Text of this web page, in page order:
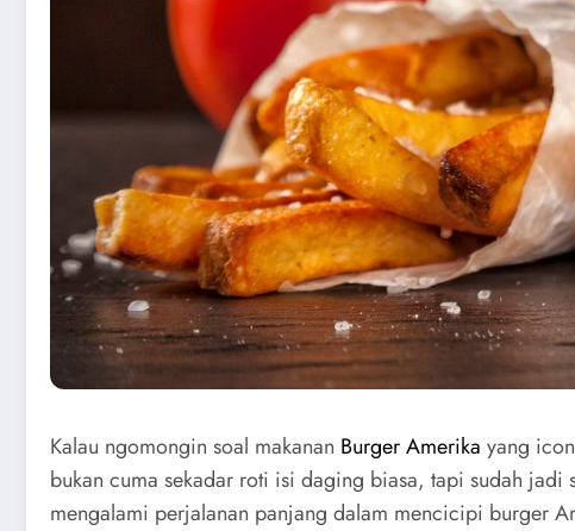
Kalau ngomongin soal makanan Burger Amerika yang
bukan cuma sekadar roti isi daging biasa, tapi sudah
mengalami perjalanan panjang dalam mencicipi burger